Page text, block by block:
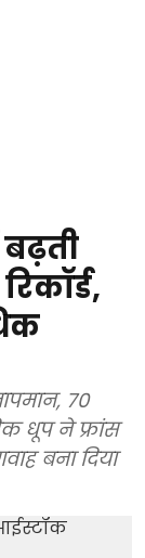
70
धूप ने फ्रांस
बना दिया